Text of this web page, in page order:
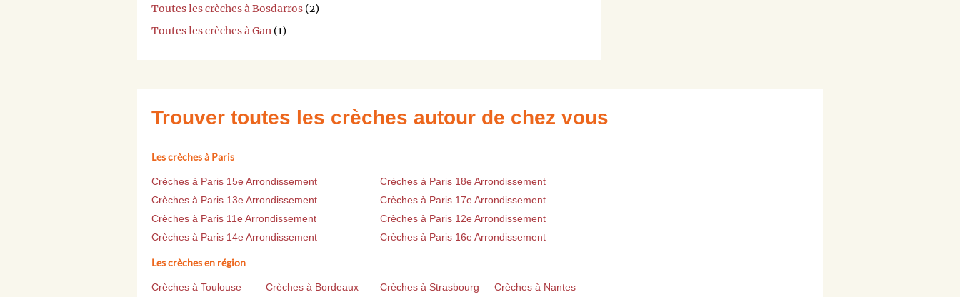
Toutes les crèches à Bosdarros (2)
Toutes les crèches à Gan (1)
Trouver toutes les crèches autour de chez vous
Les crèches à Paris
Crèches à Paris 15e Arrondissement
Crèches à Paris 18e Arrondissement
Crèches à Paris 13e Arrondissement
Crèches à Paris 17e Arrondissement
Crèches à Paris 11e Arrondissement
Crèches à Paris 12e Arrondissement
Crèches à Paris 14e Arrondissement
Crèches à Paris 16e Arrondissement
Les crèches en région
Crèches à Toulouse Crèches à Bordeaux Crèches à Strasbourg
Crèches à Nantes